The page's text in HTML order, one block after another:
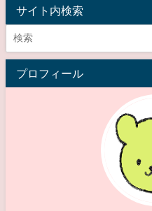
サイト内検索
プロフィール